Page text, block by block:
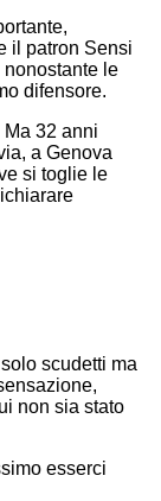
il patron Sensi
nonostante le
difensore.
32 anni
a Genova
si toglie le
scudetti ma
non sia stato
esserci